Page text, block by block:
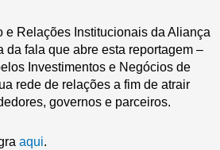
e Relações Institucionais da Aliança
da fala que abre esta reportagem –
Investimentos e Negócios de
rede de relações a fim de atrair
governos e parceiros.
aqui.